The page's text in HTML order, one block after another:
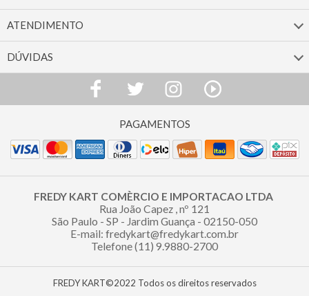
ATENDIMENTO
DÚVIDAS
FREDY KART COMÈRCIO E IMPORTACAO LTDA
Rua João Capez , nº 121
São Paulo - SP - Jardim Guança - 02150-050
E-mail: fredykart@fredykart.com.br
Telefone (11) 9.9880-2700
FREDY KART©2022 Todos os direitos reservados